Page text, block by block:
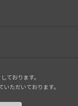
ております。
ただいております。